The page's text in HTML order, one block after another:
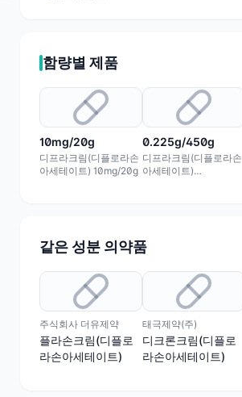
함량별 제품
10mg/20g
디프라크림(디플로라손
아세테이트) 10mg/20g
0.225g/450g
디프라크림(디플로라손
아세테이트)
같은 성분 의약품
주식회사 더유제약
플라손크림(디플로
라손아세테이트)
태극제약(주)
디크론크림(디플로
라손아세테이트)